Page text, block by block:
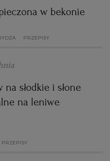
w bekonie
PRZEPISY
słodkie i słone
na leniwe
PRZEPISY